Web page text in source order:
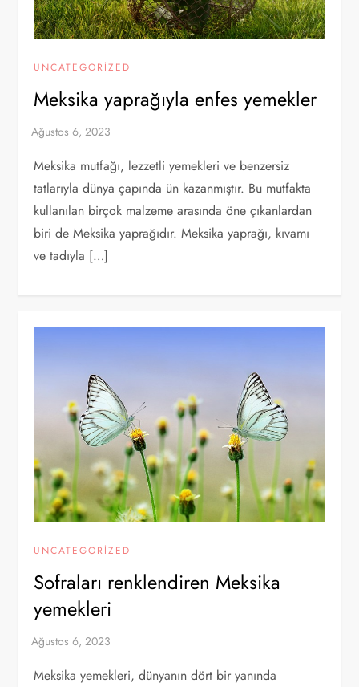
UNCATEGORIZED
Meksika yaprağıyla enfes yemekler
Meksika mutfağı, lezzetli yemekleri ve benzersiz
tatlarıyla dünya çapında ün kazanmıştır. Bu mutfakta
kullanılan birçok malzeme arasında öne çıkanlardan
biri de Meksika yaprağıdır. Meksika yaprağı, kıvamı
ve tadıyla […]
UNCATEGORIZED
Sofraları renklendiren Meksika
yemekleri
Meksika yemekleri, dünyanın dört bir yanında